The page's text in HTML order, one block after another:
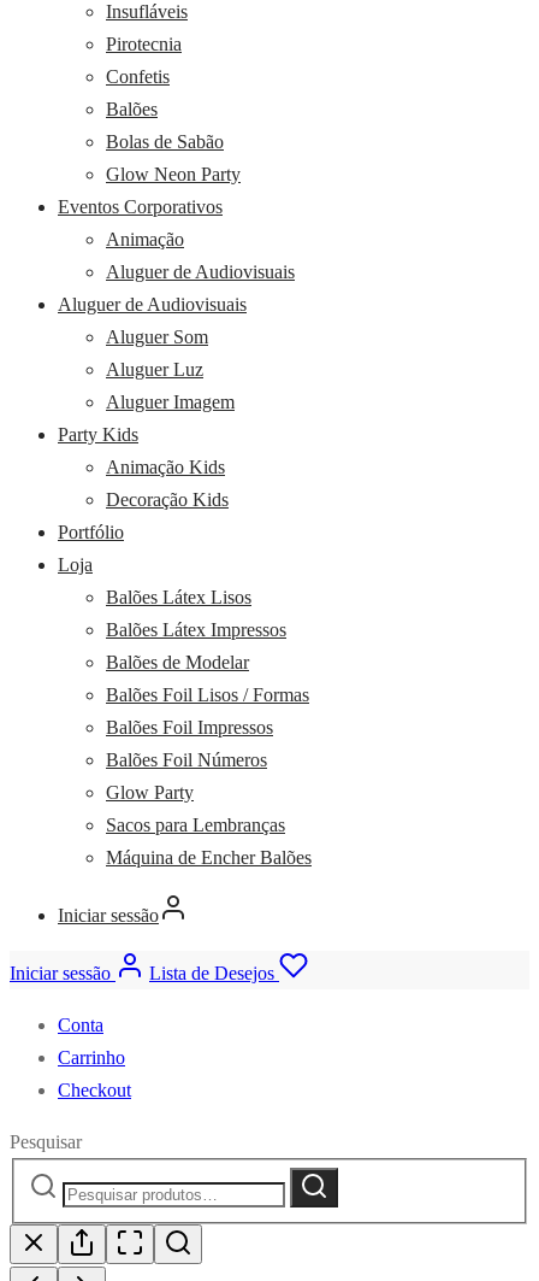
Insufláveis
Pirotecnia
Confetis
Balões
Bolas de Sabão
Glow Neon Party
Eventos Corporativos
Animação
Aluguer de Audiovisuais
Aluguer de Audiovisuais
Aluguer Som
Aluguer Luz
Aluguer Imagem
Party Kids
Animação Kids
Decoração Kids
Portfólio
Loja
Balões Látex Lisos
Balões Látex Impressos
Balões de Modelar
Balões Foil Lisos / Formas
Balões Foil Impressos
Balões Foil Números
Glow Party
Sacos para Lembranças
Máquina de Encher Balões
Iniciar sessão
Iniciar sessão Lista de Desejos
Conta
Carrinho
Checkout
Pesquisar
Pesquisar
Pesquisa